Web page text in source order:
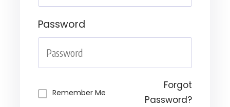
Password
Remember Me
Forgot
Password?